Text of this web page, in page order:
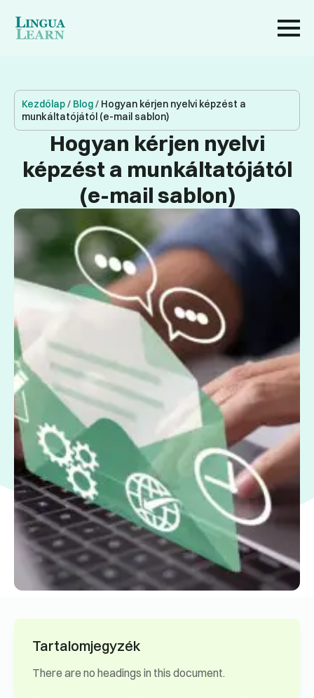
Kezdőlap/ Blog/ Hogyan kérjen nyelvi képzést a
munkáltatójától (e-mail sablon)
Hogyan kérjen nyelvi
képzést a munkáltatójától
(e-mail sablon)
Tartalomjegyzék
There are no headings in this document.